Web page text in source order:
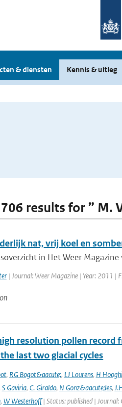
& diensten Kennis & uitleg
results for ” M.
nat, vrij koel en
in Het Weer
| Journal: Weer Magazine | Year: 2011 |
resolution pollen record
last two glacial cycles
, RG Bogot&aacute;, LJ Lourens, H
S Gaviria, C. Giraldo, N Gonz&aacute;les,
, W Westerhoff| Status: published |